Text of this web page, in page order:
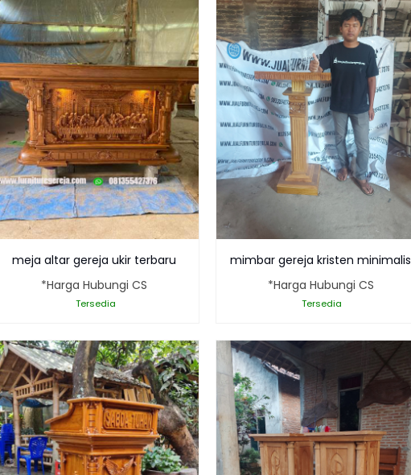
template dari Oketheme? Tim support kami siap membantu!
meja altar gereja ukir terbaru
*Harga Hubungi CS
Tersedia
mimbar gereja kristen minimalis
*Harga Hubungi CS
Tersedia